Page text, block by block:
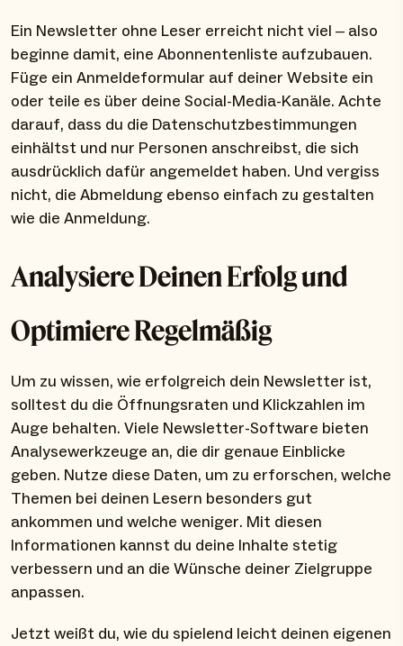
Ein Newsletter ohne Leser erreicht nicht viel – also
beginne damit, eine Abonnentenliste aufzubauen.
Füge ein Anmeldeformular auf deiner Website ein
oder teile es über deine Social-Media-Kanäle. Achte
darauf, dass du die Datenschutzbestimmungen
einhältst und nur Personen anschreibst, die sich
ausdrücklich dafür angemeldet haben. Und vergiss
nicht, die Abmeldung ebenso einfach zu gestalten
wie die Anmeldung.
Analysiere Deinen Erfolg und
Optimiere Regelmäßig
Um zu wissen, wie erfolgreich dein Newsletter ist,
solltest du die Öffnungsraten und Klickzahlen im
Auge behalten. Viele Newsletter-Software bieten
Analysewerkzeuge an, die dir genaue Einblicke
geben. Nutze diese Daten, um zu erforschen, welche
Themen bei deinen Lesern besonders gut
ankommen und welche weniger. Mit diesen
Informationen kannst du deine Inhalte stetig
verbessern und an die Wünsche deiner Zielgruppe
anpassen.
Jetzt weißt du, wie du spielend leicht deinen eigenen